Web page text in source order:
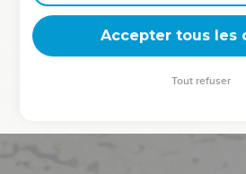
deviennent vos tremplins. Que vous
équipe, un groupe ou une famille,
Accepter tous les
Tout refuser